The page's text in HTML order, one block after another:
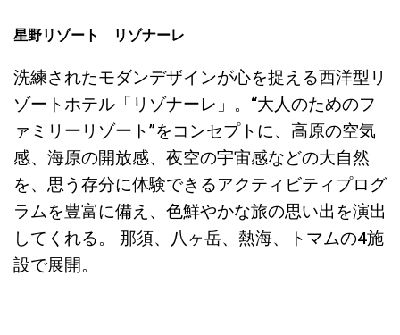
星野リゾート リゾナーレ
洗練されたモダンデザインが心を捉える西洋型リ
ゾートホテル「リゾナーレ」。“大人のためのフ
ァミリーリゾート”をコンセプトに、高原の空気
感、海原の開放感、夜空の宇宙感などの大自然
を、思う存分に体験できるアクティビティプログ
ラムを豊富に備え、色鮮やかな旅の思い出を演出
してくれる。 那須、八ヶ岳、熱海、トマムの4施
設で展開。